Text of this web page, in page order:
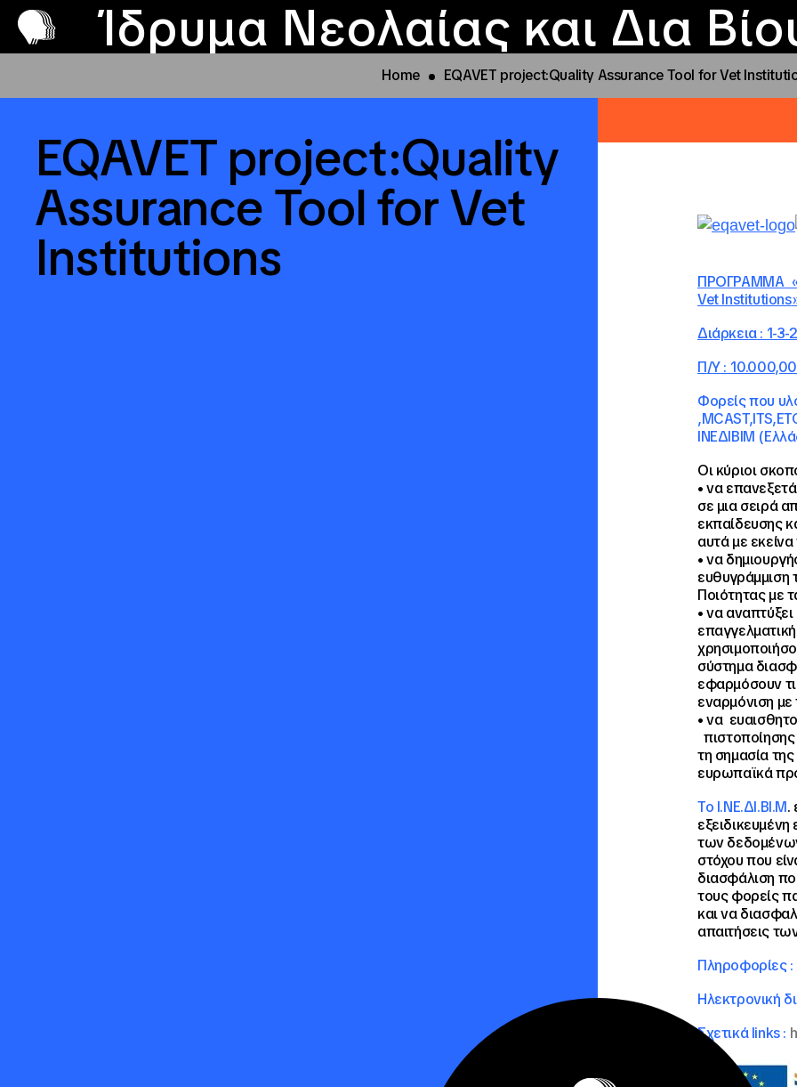
Ίδρυμα Νεολαίας και Δια
Το ΙΝΕΔΙΒΙΜ
Προγράμματα και
Φοιτητικές Εστίες
Παραχώρηση
Νέα
Επικοινωνία
Home EQAVET project:Quality Assurance Tool for Vet
EQAVET project:Quality
Assurance Tool for Vet
Institutions ΠΡΟΓΡΑΜΜΑ
Vet Institutions
Διάρκεια: 1-3-
Π/Υ:
Φορείςπου
ΙΝΕΔΙΒΙΜ (
Οι κύριοι
• να
σε μια σειρά
εκπαίδευσης
αυτά με
• να
Ποιότητας με
• να
σύστημα
εφαρμόσουν
εναρμόνιση
• να
τη σημασία
ευρωπαϊκά
Το Ι.ΝΕ.ΔΙ.ΒΙ.Μ.
των
στόχου που
διασφάλιση
τους φορείς
και να
απαιτήσεις
Πληροφορίες :
Ηλεκτρονική
Σχετικά links :